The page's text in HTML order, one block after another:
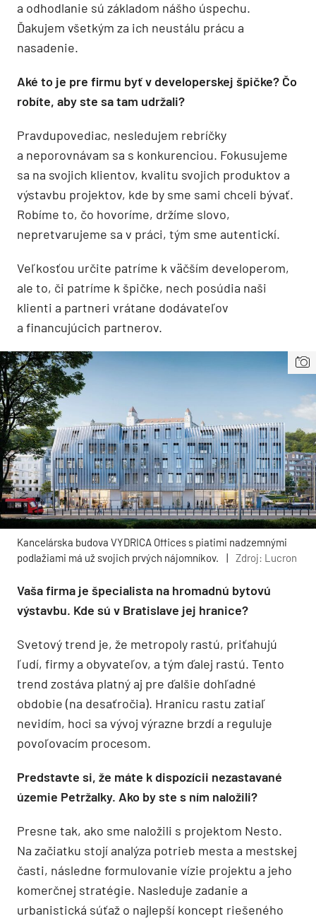
a odhodlanie sú základom nášho úspechu.
Ďakujem všetkým za ich neustálu prácu a
nasadenie.
Aké to je pre firmu byť v developerskej špičke? Čo
robíte, aby ste sa tam udržali?
Pravdupovediac, nesledujem rebríčky
a neporovnávam sa s konkurenciou. Fokusujeme
sa na svojich klientov, kvalitu svojich produktov a
výstavbu projektov, kde by sme sami chceli bývať.
Robíme to, čo hovoríme, držíme slovo,
nepretvarujeme sa v práci, tým sme autentickí.
Veľkosťou určite patríme k väčším developerom,
ale to, či patríme k špičke, nech posúdia naši
klienti a partneri vrátane dodávateľov
a financujúcich partnerov.
Kancelárska budova VYDRICA Offices s piatimi nadzemnými
podlažiami má už svojich prvých nájomníkov.
Zdroj: Lucron
Vaša firma je špecialista na hromadnú bytovú
výstavbu. Kde sú v Bratislave jej hranice?
Svetový trend je, že metropoly rastú, priťahujú
ľudí, firmy a obyvateľov, a tým ďalej rastú. Tento
trend zostáva platný aj pre ďalšie dohľadné
obdobie (na desaťročia). Hranicu rastu zatiaľ
nevidím, hoci sa vývoj výrazne brzdí a reguluje
povoľovacím procesom.
Predstavte si, že máte k dispozícii nezastavané
územie Petržalky. Ako by ste s ním naložili?
Presne tak, ako sme naložili s projektom Nesto.
Na začiatku stojí analýza potrieb mesta a mestskej
časti, následne formulovanie vízie projektu a jeho
komerčnej stratégie. Nasleduje zadanie a
urbanistická súťaž o najlepší koncept riešeného